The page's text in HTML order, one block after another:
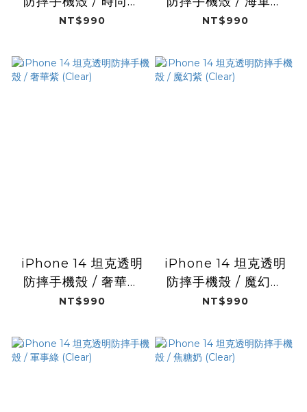
(Clear)
NT$990
(Clear)
NT$990
iPhone 14 坦克透明
防摔手機殼 / 奢華紫
(Clear)
NT$990
iPhone 14 坦克透明
防摔手機殼 / 魔幻紫
(Clear)
NT$990